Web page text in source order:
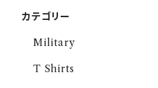
カテゴリー
Military
T Shirts